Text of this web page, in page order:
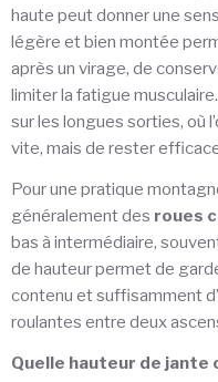
haute peut donner une
légère et bien montée
après un virage, de
limiter la fatigue
sur les longues sorties, où
vite, mais de rester
Pour une pratique
généralement des roues
bas à intermédiaire,
de hauteur permet de
contenu et suffisamment
roulantes entre deux
Quelle hauteur de jante